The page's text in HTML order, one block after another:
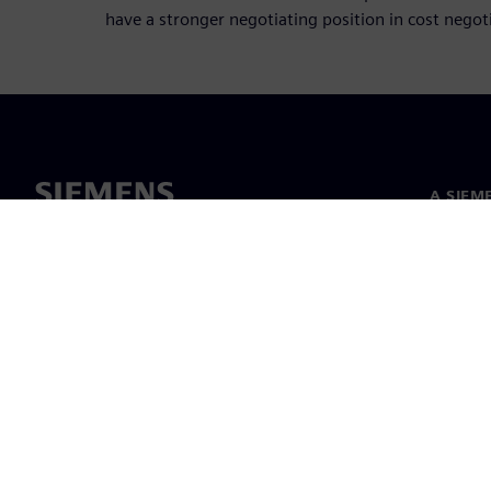
have a stronger negotiating position in cost
A